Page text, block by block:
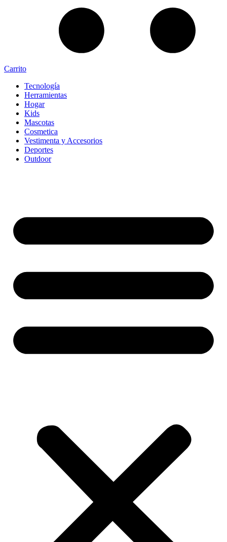
Carrito
Tecnología
Herramientas
Hogar
Kids
Mascotas
Cosmetica
Vestimenta y Accesorios
Deportes
Outdoor